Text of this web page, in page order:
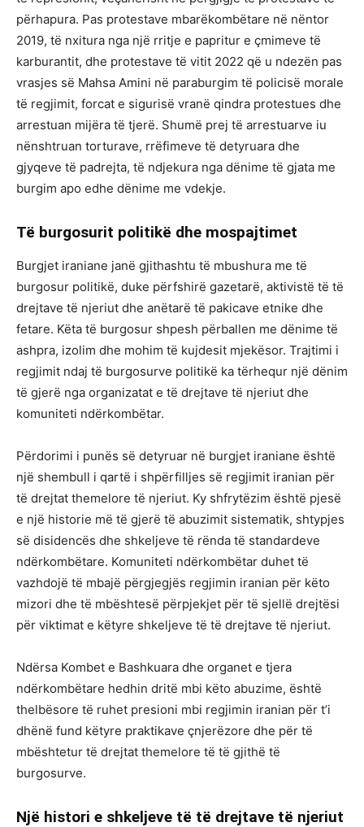
përhapura. Pas protestave mbarëkombëtare në nëntor
2019, të nxitura nga një rritje e papritur e çmimeve të
karburantit, dhe protestave të vitit 2022 që u ndezën pas
vrasjes së Mahsa Amini në paraburgim të policisë morale
të regjimit, forcat e sigurisë vranë qindra protestues dhe
arrestuan mijëra të tjerë. Shumë prej të arrestuarve iu
nënshtruan torturave, rrëfimeve të detyruara dhe
gjyqeve të padrejta, të ndjekura nga dënime të gjata me
burgim apo edhe dënime me vdekje.
Të burgosurit politikë dhe mospajtimet
Burgjet iraniane janë gjithashtu të mbushura me të
burgosur politikë, duke përfshirë gazetarë, aktivistë të të
drejtave të njeriut dhe anëtarë të pakicave etnike dhe
fetare. Këta të burgosur shpesh përballen me dënime të
ashpra, izolim dhe mohim të kujdesit mjekësor. Trajtimi i
regjimit ndaj të burgosurve politikë ka tërhequr një dënim
të gjerë nga organizatat e të drejtave të njeriut dhe
komuniteti ndërkombëtar.
Përdorimi i punës së detyruar në burgjet iraniane është
një shembull i qartë i shpërfilljes së regjimit iranian për
të drejtat themelore të njeriut. Ky shfrytëzim është pjesë
e një historie më të gjerë të abuzimit sistematik, shtypjes
së disidencës dhe shkeljeve të rënda të standardeve
ndërkombëtare. Komuniteti ndërkombëtar duhet të
vazhdojë të mbajë përgjegjës regjimin iranian për këto
mizori dhe të mbështesë përpjekjet për të sjellë drejtësi
për viktimat e këtyre shkeljeve të të drejtave të njeriut.
Ndërsa Kombet e Bashkuara dhe organet e tjera
ndërkombëtare hedhin dritë mbi këto abuzime, është
thelbësore të ruhet presioni mbi regjimin iranian për t’i
dhënë fund këtyre praktikave çnjerëzore dhe për të
mbështetur të drejtat themelore të të gjithë të
burgosurve.
Një histori e shkeljeve të të drejtave të njeriut